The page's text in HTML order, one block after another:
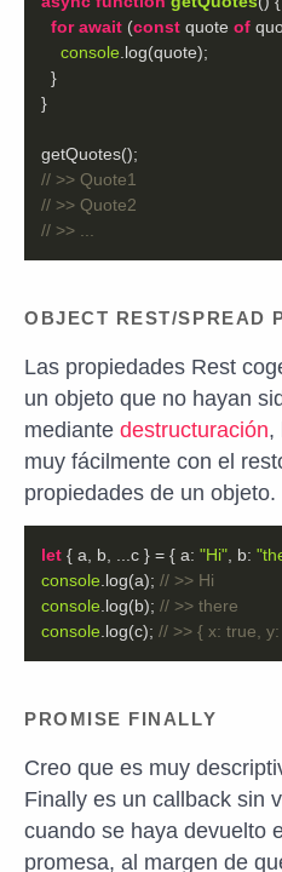
for await (const quote of
console
// >> Quote1
// >> Quote2
// >> ...
OBJECT REST/SPREAD
Las propiedades Rest
un objeto que no hayan
mediante destructuración,
muy fácilmente con el
propiedades de un objeto.
let { a, b, ...c } = { a: "Hi" b:
console .log(a); // >> Hi
console .log(b); // >> there
console .log(c); // >> { x: true,
PROMISE FINALLY
Creo que es muy
Finally es un callback sin
cuando se haya devuelto
promesa, al margen de